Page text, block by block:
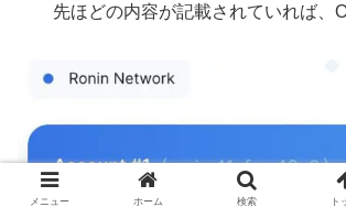
先ほどの内容が記載されていれば、
メニュー ホーム 検索 ト